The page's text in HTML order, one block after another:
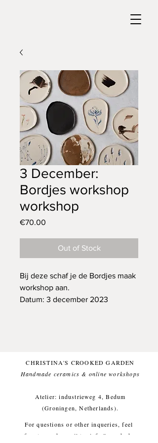
3 December:
Bordjes workshop
workshop
€70.00
Out of Stock
Bij deze schaf je de Bordjes maak
workshop aan.
Datum: 3 december 2023
CHRISTINA'S CROOKED GARDEN
Handmade ceramics & online workshops​
Atelier: industrieweg 4, Bedum
(Groningen, Netherlands).
For questions or other inqueries, feel
free to send a mail to: info@crooked-